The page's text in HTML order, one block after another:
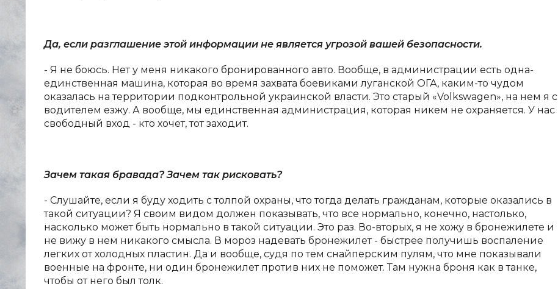
Да, если разглашение этой информации не является угрозой вашей безопасности.
- Я не боюсь. Нет у меня никакого бронированного авто. Вообще, в администрации есть одна-
единственная машина, которая во время захвата боевиками луганской ОГА, каким-то чудом
оказалась на территории подконтрольной украинской власти. Это старый «Volkswagen», на нем я с
водителем езжу. А вообще, мы единственная администрация, которая никем не охраняется. У нас
свободный вход - кто хочет, тот заходит.
Зачем такая бравада? Зачем так рисковать?
- Слушайте, если я буду ходить с толпой охраны, что тогда делать гражданам, которые оказались в
такой ситуации? Я своим видом должен показывать, что все нормально, конечно, настолько,
насколько может быть нормально в такой ситуации. Это раз. Во-вторых, я не хожу в бронежилете и
не вижу в нем никакого смысла. В мороз надевать бронежилет - быстрее получишь воспаление
легких от холодных пластин. Да и вообще, судя по тем снайперским пулям, что мне показывали
военные на фронте, ни один бронежилет против них не поможет. Там нужна броня как в танке,
чтобы от него был толк.